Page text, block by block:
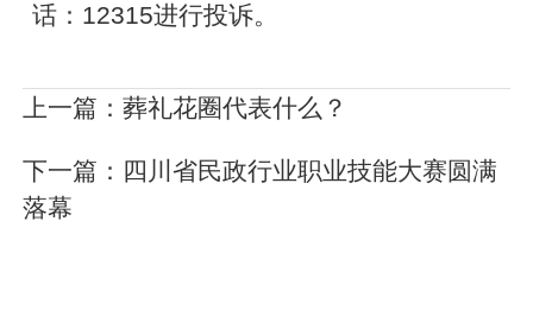
话：12315进行投诉。
上一篇：葬礼花圈代表什么？
下一篇： 四川省民政行业职业技能大赛圆满
落幕